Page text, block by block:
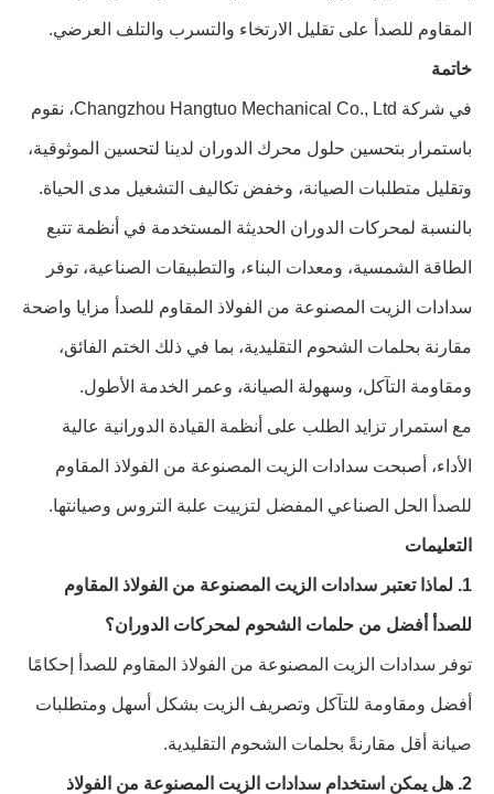
المقاوم للصدأ على تقليل الارتخاء والتسرب والتلف العرضي.
خاتمة
في شركة Changzhou Hangtuo Mechanical Co., Ltd، نقوم
باستمرار بتحسين حلول محرك الدوران لدينا لتحسين الموثوقية،
وتقليل متطلبات الصيانة، وخفض تكاليف التشغيل مدى الحياة.
بالنسبة لمحركات الدوران الحديثة المستخدمة في أنظمة تتبع
الطاقة الشمسية، ومعدات البناء، والتطبيقات الصناعية، توفر
سدادات الزيت المصنوعة من الفولاذ المقاوم للصدأ مزايا واضحة
مقارنة بحلمات الشحوم التقليدية، بما في ذلك الختم الفائق،
ومقاومة التآكل، وسهولة الصيانة، وعمر الخدمة الأطول.
مع استمرار تزايد الطلب على أنظمة القيادة الدورانية عالية
الأداء، أصبحت سدادات الزيت المصنوعة من الفولاذ المقاوم
للصدأ الحل الصناعي المفضل لتزييت علبة التروس وصيانتها.
التعليمات
1. لماذا تعتبر سدادات الزيت المصنوعة من الفولاذ المقاوم
للصدأ أفضل من حلمات الشحوم لمحركات الدوران؟
توفر سدادات الزيت المصنوعة من الفولاذ المقاوم للصدأ إحكامًا
أفضل ومقاومة للتآكل وتصريف الزيت بشكل أسهل ومتطلبات
صيانة أقل مقارنةً بحلمات الشحوم التقليدية.
2. هل يمكن استخدام سدادات الزيت المصنوعة من الفولاذ